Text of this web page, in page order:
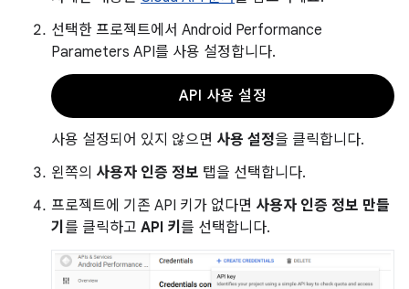
선택한 프로젝트에서 Android Performance
Parameters API를 사용 설정합니다.
API 사용 설정
사용 설정되어 있지 않으면 사용 설정을 클릭합니다.
왼쪽의 사용자 인증 정보 탭을 선택합니다.
프로젝트에 기존 API 키가 없다면 사용자 인증 정보 만들
기 를 클릭하고 API 키 를 선택합니다.